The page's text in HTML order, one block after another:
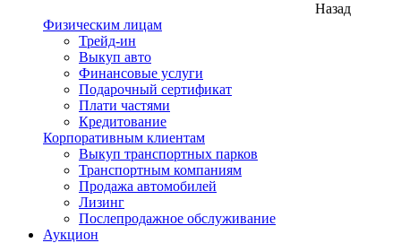
Назад
Физическим лицам
Трейд-ин
Выкуп авто
Финансовые услуги
Подарочный сертификат
Плати частями
Кредитование
Корпоративным клиентам
Выкуп транспортных парков
Транспортным компаниям
Продажа автомобилей
Лизинг
Послепродажное обслуживание
Аукцион